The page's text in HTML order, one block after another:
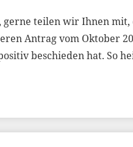
teilen wir Ihnen mit,
Antrag vom Oktober
beschieden hat. So